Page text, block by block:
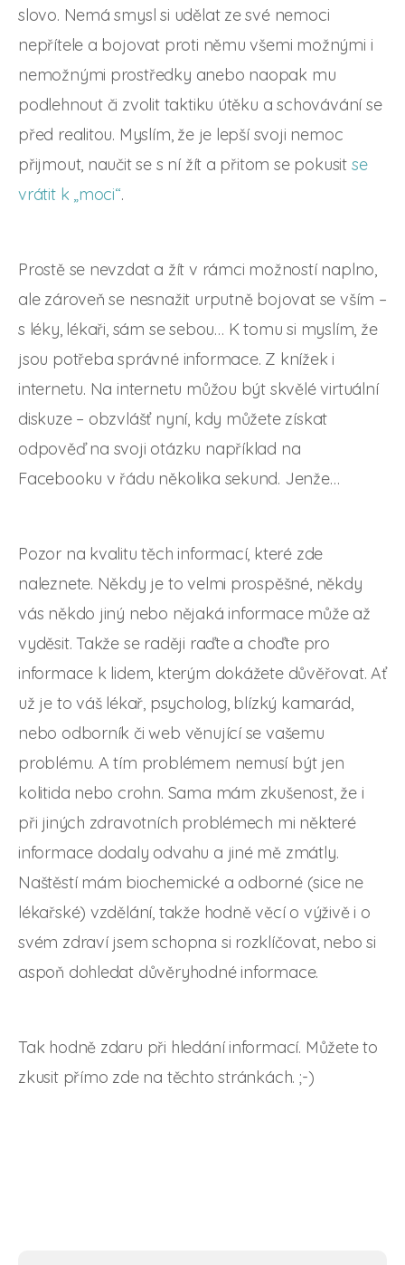
slovo. Nemá smysl si udělat ze své nemoci
nepřítele a bojovat proti němu všemi možnými i
nemožnými prostředky anebo naopak mu
podlehnout či zvolit taktiku útěku a schovávání se
před realitou. Myslím, že je lepší svoji nemoc
přijmout, naučit se s ní žít a přitom se pokusit se
vrátit k „moci“.
Prostě se nevzdat a žít v rámci možností naplno,
ale zároveň se nesnažit urputně bojovat se vším –
s léky, lékaři, sám se sebou… K tomu si myslím, že
jsou potřeba správné informace. Z knížek i
internetu. Na internetu můžou být skvělé virtuální
diskuze – obzvlášť nyní, kdy můžete získat
odpověď na svoji otázku například na
Facebooku v řádu několika sekund. Jenže…
Pozor na kvalitu těch informací, které zde
naleznete. Někdy je to velmi prospěšné, někdy
vás někdo jiný nebo nějaká informace může až
vyděsit. Takže se raději raďte a choďte pro
informace k lidem, kterým dokážete důvěřovat. Ať
už je to váš lékař, psycholog, blízký kamarád,
nebo odborník či web věnující se vašemu
problému. A tím problémem nemusí být jen
kolitida nebo crohn. Sama mám zkušenost, že i
při jiných zdravotních problémech mi některé
informace dodaly odvahu a jiné mě zmátly.
Naštěstí mám biochemické a odborné (sice ne
lékařské) vzdělání, takže hodně věcí o výživě i o
svém zdraví jsem schopna si rozklíčovat, nebo si
aspoň dohledat důvěryhodné informace.
Tak hodně zdaru při hledání informací. Můžete to
zkusit přímo zde na těchto stránkách. ;-)